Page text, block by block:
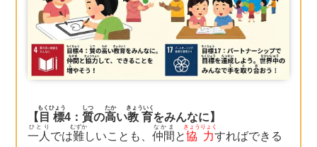
【 目標
もくひょう
4：質
しつ
の高
たか
い教育
きょういく
をみんなに】
一人
ひとり
では難
むずか
しいことも、仲間
なかま
と協力
きょうりょく
すればできる